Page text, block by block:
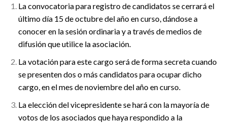
La convocatoria para registro de candidatos se cerrará el
último día 15 de octubre del año en curso, dándose a
conocer en la sesión ordinaria y a través de medios de
difusión que utilice la asociación.
La votación para este cargo será de forma secreta cuando
se presenten dos o más candidatos para ocupar dicho
cargo, en el mes de noviembre del año en curso.
La elección del vicepresidente se hará con la mayoría de
votos de los asociados que haya respondido a la